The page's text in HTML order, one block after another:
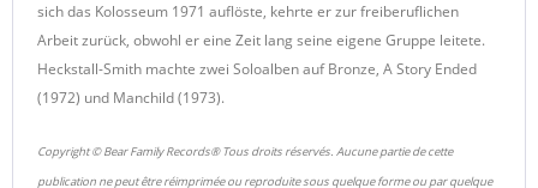
sich das Kolosseum 1971 auflöste, kehrte er zur freiberuflichen
Arbeit zurück, obwohl er eine Zeit lang seine eigene Gruppe leitete.
Heckstall-Smith machte zwei Soloalben auf Bronze, A Story Ended
(1972) und Manchild (1973).
Copyright © Bear Family Records® Tous droits réservés. Aucune partie de cette
publication ne peut être réimprimée ou reproduite sous quelque forme ou par quelque